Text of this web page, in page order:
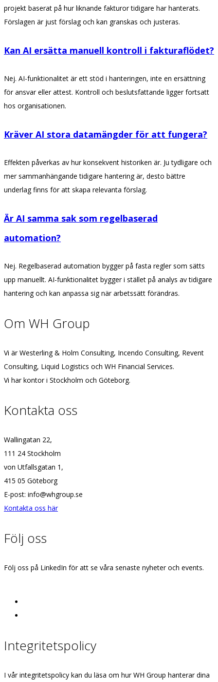
projekt baserat på hur liknande fakturor tidigare har hanterats.
Förslagen är just förslag och kan granskas och justeras.
Kan AI ersätta manuell kontroll i fakturaflödet?
Nej. AI-funktionalitet är ett stöd i hanteringen, inte en ersättning
för ansvar eller attest. Kontroll och beslutsfattande ligger fortsatt
hos organisationen.
Kräver AI stora datamängder för att fungera?
Effekten påverkas av hur konsekvent historiken är. Ju tydligare och
mer sammanhängande tidigare hantering är, desto bättre
underlag finns för att skapa relevanta förslag.
Är AI samma sak som regelbaserad
automation?
Nej. Regelbaserad automation bygger på fasta regler som sätts
upp manuellt. AI-funktionalitet bygger i stället på analys av tidigare
hantering och kan anpassa sig när arbetssätt förändras.
Om WH Group
Vi är Westerling & Holm Consulting, Incendo Consulting, Revent
Consulting, Liquid Logistics och WH Financial Services.
Vi har kontor i Stockholm och Göteborg.
Kontakta oss
Wallingatan 22,
111 24 Stockholm
von Utfallsgatan 1,
415 05 Göteborg
E-post: info@whgroup.se
Kontakta oss här
Följ oss
Följ oss på LinkedIn för att se våra senaste nyheter och events.
Integritetspolicy
I vår integritetspolicy kan du läsa om hur WH Group hanterar dina